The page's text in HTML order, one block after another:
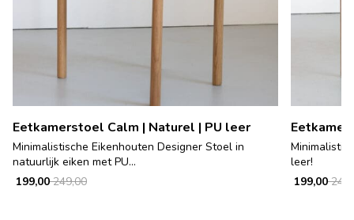
Eetkamerstoel Calm | Naturel | PU leer
Minimalistische Eikenhouten Designer Stoel in
natuurlijk eiken met PU...
249,00
199,00
leer!
199,00